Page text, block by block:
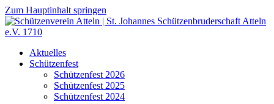
Zum Hauptinhalt springen
Aktuelles
Schützenfest
Schützenfest 2026
Schützenfest 2025
Schützenfest 2024